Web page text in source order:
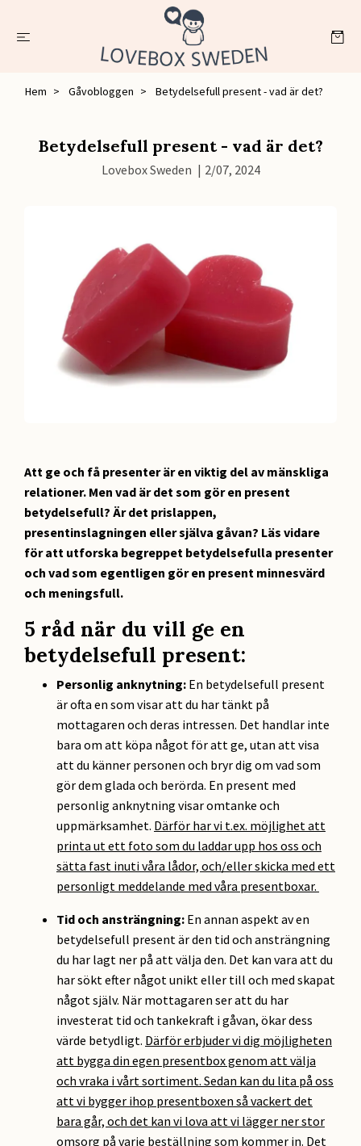
Hem Gåvobloggen Betydelsefull present - vad är det?
Betydelsefull present - vad är det?
Lovebox Sweden | 2/07, 2024
Att ge och få presenter är en viktig del av mänskliga
relationer. Men vad är det som gör en present
betydelsefull? Är det prislappen,
presentinslagningen eller själva gåvan? Läs vidare
för att utforska begreppet betydelsefulla presenter
och vad som egentligen gör en present minnesvärd
och meningsfull.
5 råd när du vill ge en
betydelsefull present:
Personlig anknytning: En betydelsefull present
är ofta en som visar att du har tänkt på
mottagaren och deras intressen. Det handlar inte
bara om att köpa något för att ge, utan att visa
att du känner personen och bryr dig om vad som
gör dem glada och berörda. En present med
personlig anknytning visar omtanke och
uppmärksamhet. Därför har vi t.ex. möjlighet att
printa ut ett foto som du laddar upp hos oss och
sätta fast inuti våra lådor, och/eller skicka med ett
personligt meddelande med våra presentboxar.
Tid och ansträngning: En annan aspekt av en
betydelsefull present är den tid och ansträngning
du har lagt ner på att välja den. Det kan vara att du
har sökt efter något unikt eller till och med skapat
något själv. När mottagaren ser att du har
investerat tid och tankekraft i gåvan, ökar dess
värde betydligt. Därför erbjuder vi dig möjligheten
att bygga din egen presentbox genom att välja
och vraka i vårt sortiment. Sedan kan du lita på oss
att vi bygger ihop presentboxen så vackert det
bara går, och det kan vi lova att vi lägger ner stor
omsorg på varje beställning som kommer in. Det